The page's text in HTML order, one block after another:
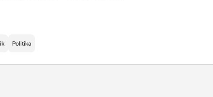
Politika